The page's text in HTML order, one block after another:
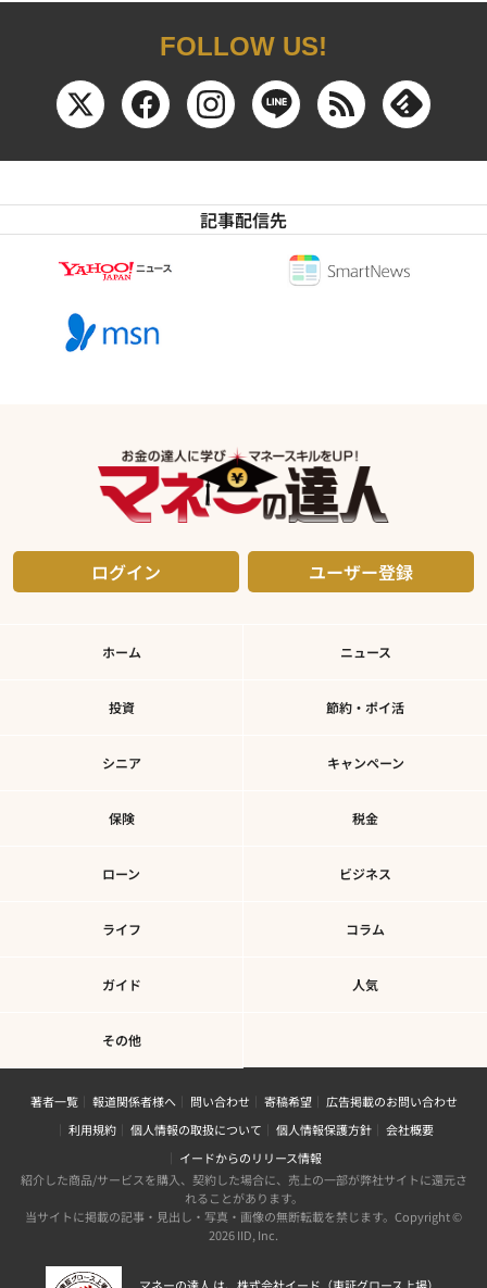
FOLLOW US!
記事配信先
ログイン ユーザー登録
ホーム ニュース
投資 節約・ポイ活
シニア キャンペーン
保険 税金
ローン ビジネス
ライフ コラム
ガイド 人気
その他
著者一覧 報道関係者様へ 問い合わせ 寄稿希望
広告掲載のお問い合わせ
利用規約
個人情報の取扱について 個人情報保護方針
会社概要
イードからのリリース情報
紹介した商品/サービスを購入、契約した場合に、売上の一部が弊社サイトに還元さ
れることがあります。
当サイトに掲載の記事・見出し・写真・画像の無断転載を禁じます。Copyright ©
2026 IID, Inc.